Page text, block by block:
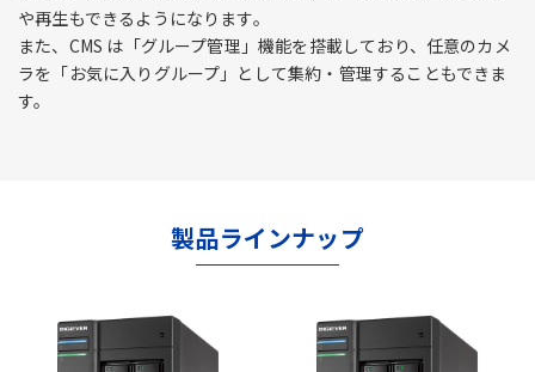
や再生もできるようになります。
また、CMS は「グループ管理」機能を搭載しており、任意のカメ
ラを「お気に入りグループ」として集約・管理することもできま
す。
製品ラインナップ